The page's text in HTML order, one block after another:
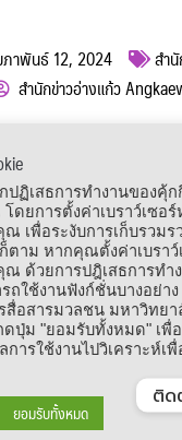
าพันธ์ 12, 2024
สำ
สำนักข่าวอ่างแก้ว
– 2021 Faculty of Mass
ปฏิเสธการทำงานของคุ้
ดยการตั้งค่าเบราว์เซอ
ณ เพื่อระงับการเก็บรวม
ตาม หากคุณตั้งค่าเบรา
ณ ด้วยการปฎิเสธการทำ
ถใช้งานฟังก์ชั่นบางอย่า
สื่อสารมวลชน มหาวิทยา
ปุ่ม "ยอมรับทั้งหมด" เพื่
ารใช้งานไปวิเคราะห์เ
ยอมรับทั้งหมด
ติด